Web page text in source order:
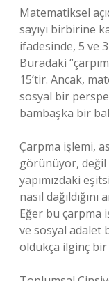
Matematiksel
sayıyı birbirine
ifadesinde, 5 ve
Buradaki
15’tir. Ancak,
sosyal bir
bambaşka bir
Çarpma işlemi,
görünüyor, değil
yapımızdaki
nasıl
Eğer bu çarpma
ve sosyal adalet
oldukça ilginç bir